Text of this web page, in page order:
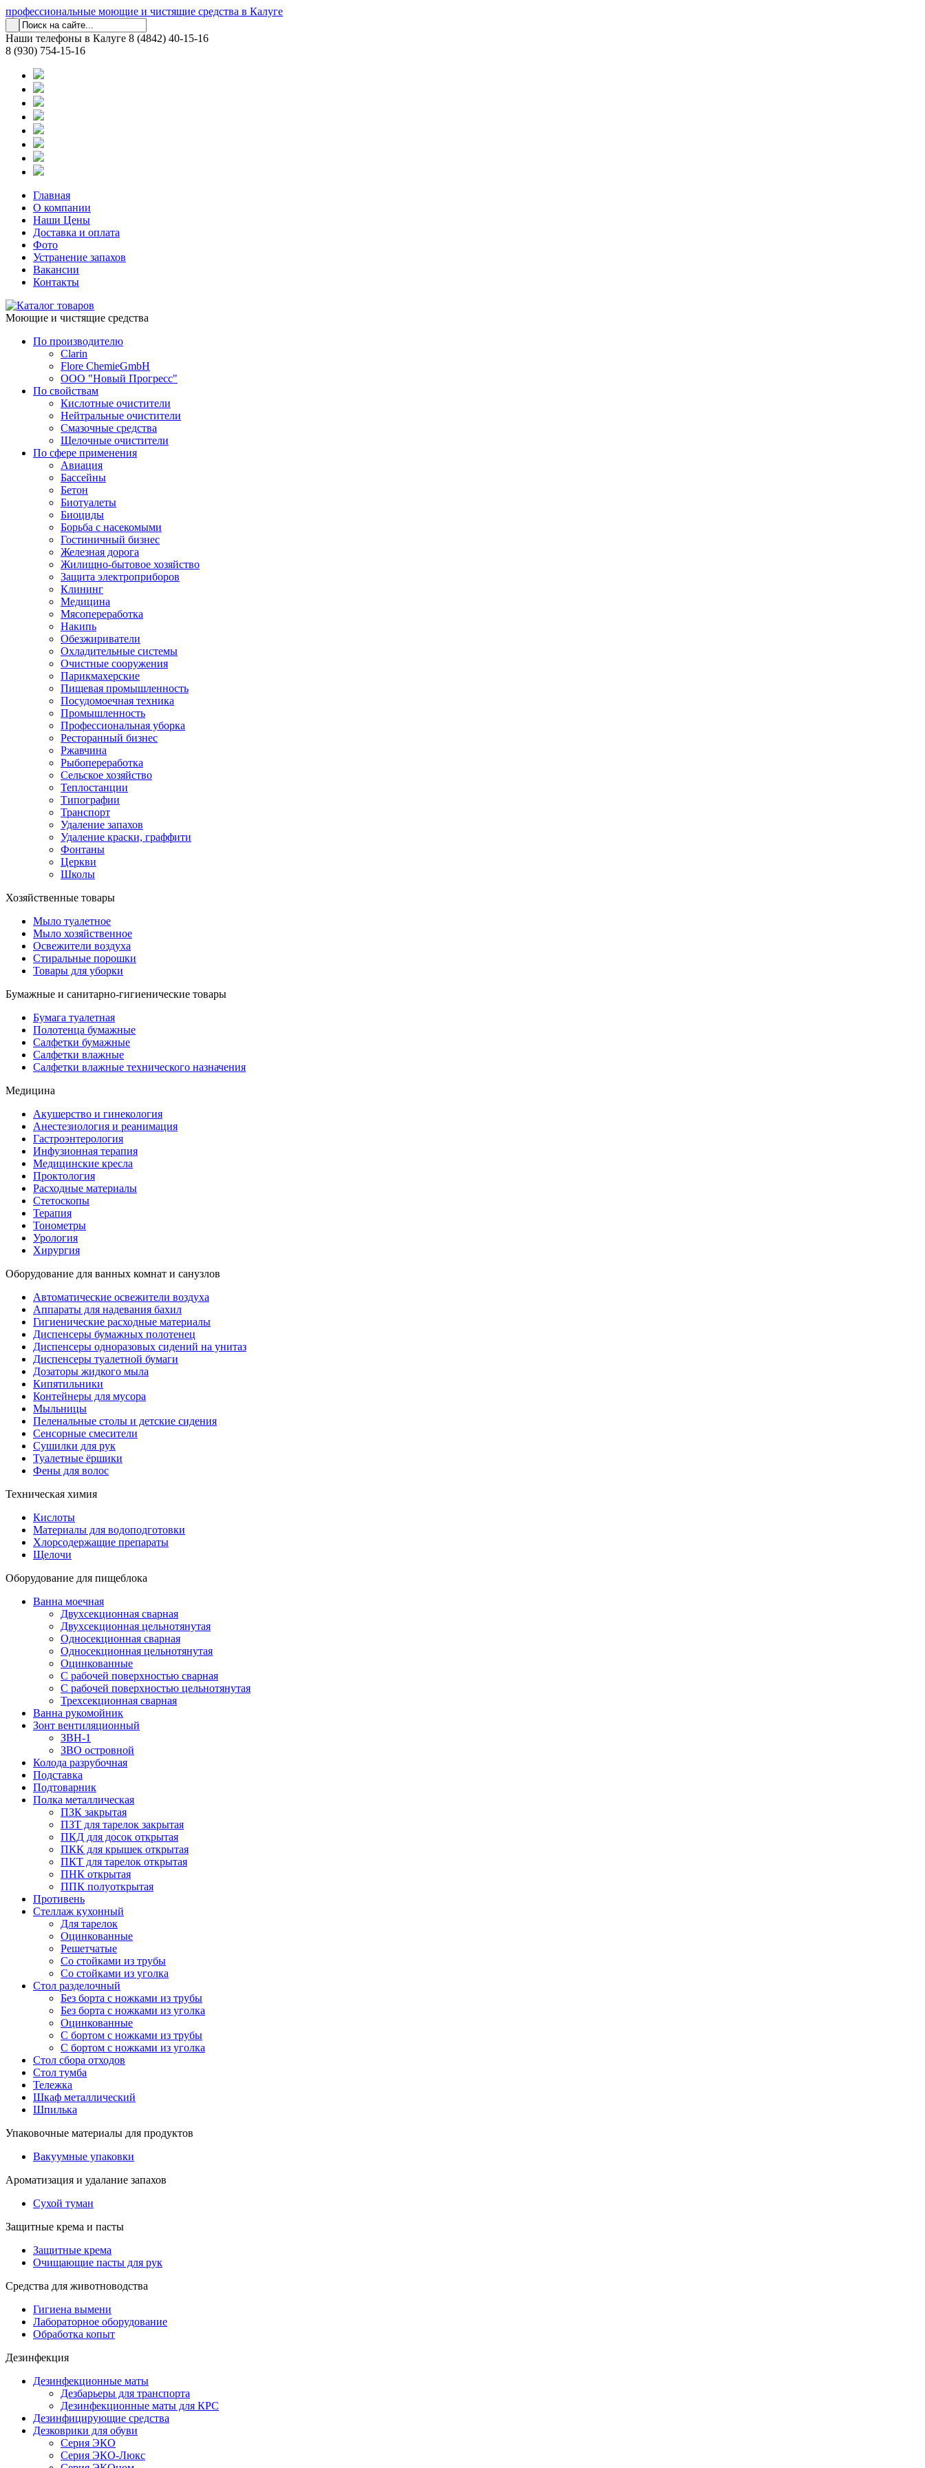
профессиональные моющие и чистящие средства в Калуге
Наши телефоны в Калуге 8 (4842) 40-15-16
8 (930) 754-15-16
Главная
О компании
Наши Цены
Доставка и оплата
Фото
Устранение запахов
Вакансии
Контакты
Моющие и чистящие средства
По производителю
Clarin
Flore ChemieGmbH
ООО "Новый Прогресс"
По свойствам
Кислотные очистители
Нейтральные очистители
Смазочные средства
Щелочные очистители
По сфере применения
Авиация
Бассейны
Бетон
Биотуалеты
Биоциды
Борьба с насекомыми
Гостиничный бизнес
Железная дорога
Жилищно-бытовое хозяйство
Защита электроприборов
Клининг
Медицина
Мясопереработка
Накипь
Обезжириватели
Охладительные системы
Очистные сооружения
Парикмахерские
Пищевая промышленность
Посудомоечная техника
Промышленность
Профессиональная уборка
Ресторанный бизнес
Ржавчина
Рыбопереработка
Сельское хозяйство
Теплостанции
Типографии
Транспорт
Удаление запахов
Удаление краски, граффити
Фонтаны
Церкви
Школы
Хозяйственные товары
Мыло туалетное
Мыло хозяйственное
Освежители воздуха
Стиральные порошки
Товары для уборки
Бумажные и санитарно-гигиенические товары
Бумага туалетная
Полотенца бумажные
Салфетки бумажные
Салфетки влажные
Салфетки влажные технического назначения
Медицина
Акушерство и гинекология
Анестезиология и реанимация
Гастроэнтерология
Инфузионная терапия
Медицинские кресла
Проктология
Расходные материалы
Стетоскопы
Терапия
Тонометры
Урология
Хирургия
Оборудование для ванных комнат и санузлов
Автоматические освежители воздуха
Аппараты для надевания бахил
Гигиенические расходные материалы
Диспенсеры бумажных полотенец
Диспенсеры одноразовых сидений на унитаз
Диспенсеры туалетной бумаги
Дозаторы жидкого мыла
Кипятильники
Контейнеры для мусора
Мыльницы
Пеленальные столы и детские сидения
Сенсорные смесители
Сушилки для рук
Туалетные ёршики
Фены для волос
Техническая химия
Кислоты
Материалы для водоподготовки
Хлорсодержащие препараты
Щелочи
Оборудование для пищеблока
Ванна моечная
Двухсекционная сварная
Двухсекционная цельнотянутая
Односекционная сварная
Односекционная цельнотянутая
Оцинкованные
С рабочей поверхностью сварная
С рабочей поверхностью цельнотянутая
Трехсекционная сварная
Ванна рукомойник
Зонт вентиляционный
ЗВН-1
ЗВО островной
Колода разрубочная
Подставка
Подтоварник
Полка металлическая
ПЗК закрытая
ПЗТ для тарелок закрытая
ПКД для досок открытая
ПКК для крышек открытая
ПКТ для тарелок открытая
ПНК открытая
ППК полуоткрытая
Противень
Стеллаж кухонный
Для тарелок
Оцинкованные
Решетчатые
Со стойками из трубы
Со стойками из уголка
Стол разделочный
Без борта с ножками из трубы
Без борта с ножками из уголка
Оцинкованные
С бортом с ножками из трубы
С бортом с ножками из уголка
Стол сбора отходов
Стол тумба
Тележка
Шкаф металлический
Шпилька
Упаковочные материалы для продуктов
Вакуумные упаковки
Ароматизация и удалание запахов
Сухой туман
Защитные крема и пасты
Защитные крема
Очищающие пасты для рук
Средства для животноводства
Гигиена вымени
Лабораторное оборудование
Обработка копыт
Дезинфекция
Дезинфекционные маты
Дезбарьеры для транспорта
Дезинфекционные маты для КРС
Дезинфицирующие средства
Дезковрики для обуви
Серия ЭКО
Серия ЭКО-Люкс